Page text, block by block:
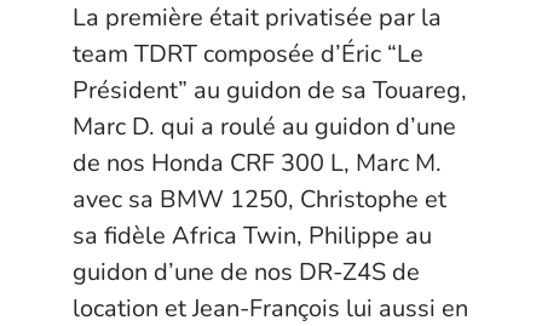
La première était privatisée par la
team TDRT composée d’Éric “Le
Président” au guidon de sa Touareg,
Marc D. qui a roulé au guidon d’une
de nos Honda CRF 300 L, Marc M.
avec sa BMW 1250, Christophe et
sa fidèle Africa Twin, Philippe au
guidon d’une de nos DR-Z4S de
location et Jean-François lui aussi en